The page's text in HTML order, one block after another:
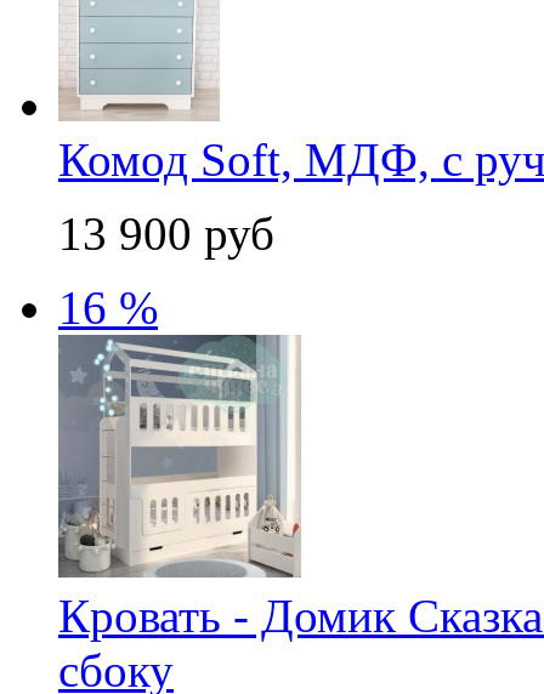
Комод Soft, МДФ, с
13 900 руб
16 %
Кровать - Домик
сбоку